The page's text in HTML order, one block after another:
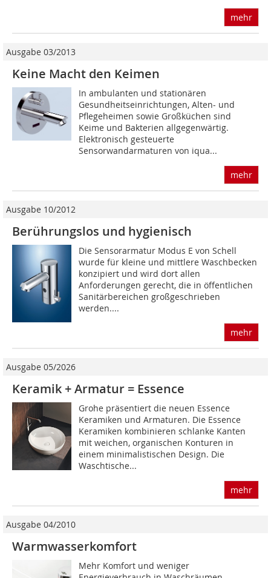
mehr
Ausgabe 03/2013
Keine Macht den Keimen
In ambulanten und stationären
Gesundheitseinrichtungen, Alten- und
Pflegeheimen sowie Großküchen sind
Keime und Bakterien allgegenwärtig.
Elektronisch gesteuerte
Sensorwandarmaturen von iqua...
mehr
Ausgabe 10/2012
Berührungslos und hygienisch
Die Sensorarmatur Modus E von Schell
wurde für kleine und mittlere Waschbecken
konzipiert und wird dort allen
Anforderungen gerecht, die in öffentlichen
Sanitärbereichen großgeschrieben
werden....
mehr
Ausgabe 05/2026
Keramik + Armatur = Essence
Grohe präsentiert die neuen Essence
Keramiken und Armaturen. Die Essence
Keramiken kombinieren schlanke Kanten
mit weichen, organischen Konturen in
einem minimalistischen Design. Die
Waschtische...
mehr
Ausgabe 04/2010
Warmwasserkomfort
Mehr Komfort und weniger